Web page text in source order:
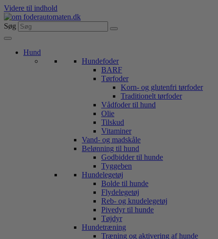
Videre til indhold
Søg
Hund
Hundefoder
BARF
Tørfoder
Korn- og glutenfri tørfoder
Traditionelt tørfoder
Vådfoder til hund
Olie
Tilskud
Vitaminer
Vand- og madskåle
Belønning til hund
Godbidder til hunde
Tyggeben
Hundelegetøj
Bolde til hunde
Flydelegetøj
Reb- og knudelegetøj
Pivedyr til hunde
Tøjdyr
Hundetræning
Træning og aktivering af hunde